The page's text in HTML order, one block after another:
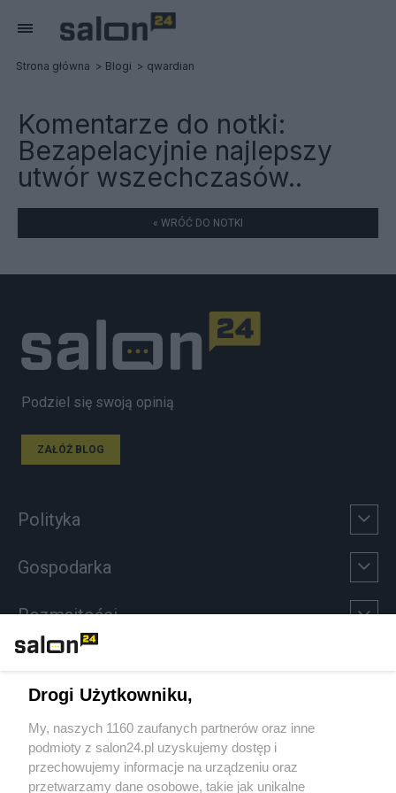
Strona główna Blogi qwardian
Komentarze do notki:
Bezapelacyjnie najlepszy
utwór wszechczasów..
« WRÓĆ DO NOTKI
Podziel się swoją opinią
ZAŁÓŻ BLOG
Polityka
Gospodarka
Rozmaitości
Sport
Społeczeństwo
Drogi Użytkowniku,
My, naszych 1160 zaufanych partnerów oraz inne
podmioty z salon24.pl uzyskujemy dostęp i
przechowujemy informacje na urządzeniu oraz
przetwarzamy dane osobowe, takie jak unikalne